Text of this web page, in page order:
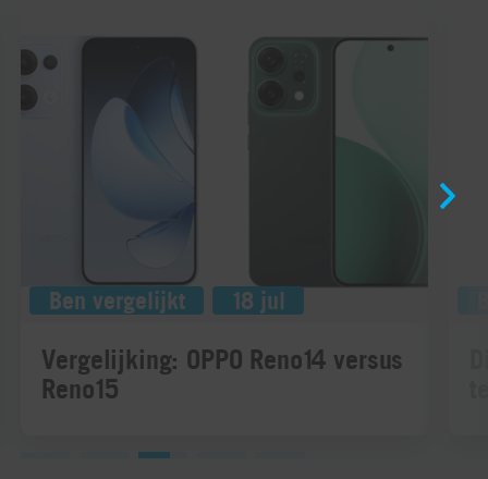
Ben vergelijkt 18 jul
Vergelijking: OPPO Reno14 versus
Reno15